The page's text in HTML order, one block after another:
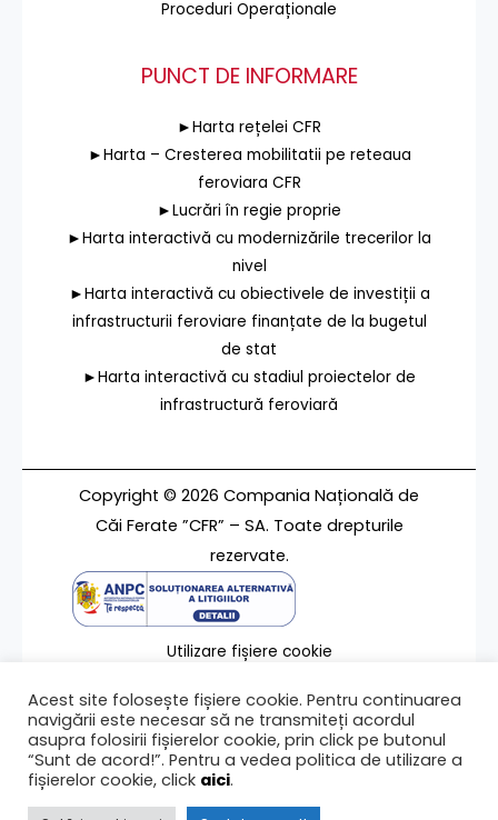
Proceduri Operaționale
PUNCT DE INFORMARE
►Harta rețelei CFR
►Harta – Cresterea mobilitatii pe reteaua
feroviara CFR
►Lucrări în regie proprie
►Harta interactivă cu modernizările trecerilor la
nivel
►Harta interactivă cu obiectivele de investiții a
infrastructurii feroviare finanțate de la bugetul
de stat
►Harta interactivă cu stadiul proiectelor de
infrastructură feroviară
Copyright © 2026 Compania Națională de
Căi Ferate ”CFR” – SA. Toate drepturile
rezervate.
Utilizare fișiere cookie
Contact
Ultima modificare a paginii 10/12/2010
Acest site folosește fișiere cookie. Pentru continuarea
navigării este necesar să ne transmiteți acordul
asupra folosirii fișierelor cookie, prin click pe butonul
“Sunt de acord!”. Pentru a vedea politica de utilizare a
fișierelor cookie, click aici.